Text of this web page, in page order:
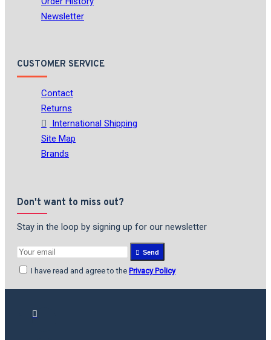
Newsletter
CUSTOMER SERVICE
Contact
Returns
International Shipping
Site Map
Brands
Don't want to miss out?
Stay in the loop by signing up for our newsletter
Send
I have read and agree to the Privacy Policy